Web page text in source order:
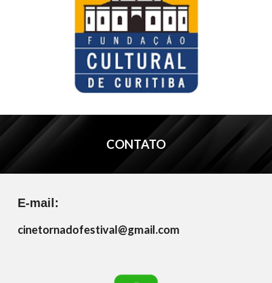
CONTATO
E-mail:
cinetornadofestival@gmail.com